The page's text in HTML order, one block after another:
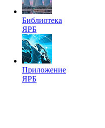
Библиотека
ЯРБ
Приложение
ЯРБ